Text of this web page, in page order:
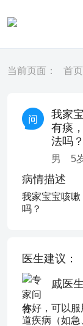
当前页面： 首页
我家
有痰
法吗？
男 5
病情描述
我家宝宝咳
吗？
医生建议：
戚医生
你好，可以
道疾病（如